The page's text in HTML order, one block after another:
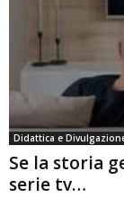
Didattica e
Se la storia
serie tv…